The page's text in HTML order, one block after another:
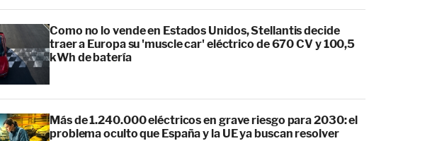
Como no lo vende en Estados Unidos, Stellantis decide
traer a Europa su 'muscle car' eléctrico de 670 CV y 100,5
kWh de batería
Más de 1.240.000 eléctricos en grave riesgo para 2030: el
problema oculto que España y la UE ya buscan resolver